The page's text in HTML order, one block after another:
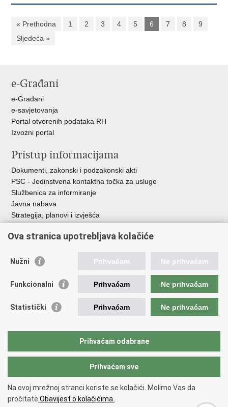
« Prethodna 1 2 3 4 5 6 7 8
9
Sljedeća »
e-Građani
e-Građani
e-savjetovanja
Portal otvorenih podataka RH
Izvozni portal
Pristup informacijama
Dokumenti, zakonski i podzakonski akti
PSC - Jedinstvena kontaktna točka za usluge
Službenica za informiranje
Javna nabava
Strategija, planovi i izvješća
Korisne poveznice
Vlada RH
ASOO
CARNET
Copyright © 2026 Ministarstvo znanosti, obrazovanja i mladih.
korištenjaIzjava o pristupačnosti
Ova stranica upotrebljava kolačiće
Nužni Prihvaćam Ne prihvaćam
Funkcionalni Prihvaćam Ne prihvaćam
Statistički Prihvaćam Ne prihvaćam
Prihvaćam odabrane
Prihvaćam sve
Na ovoj mrežnoj stranci koriste se kolačići. Molimo Vas da
pročitate Obavijest o kolačićima.